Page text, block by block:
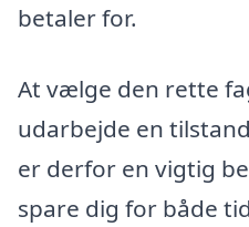
betaler for.
At vælge den rette
udarbejde en
er derfor en vigtig
spare dig for både